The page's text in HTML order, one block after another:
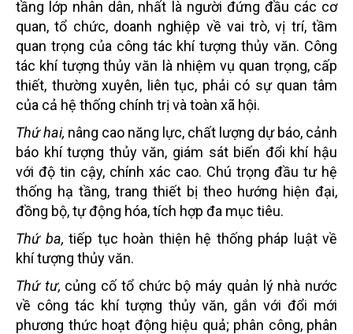
tầng lớp nhân dân, nhất là người đứng đầu các cơ
quan, tổ chức, doanh nghiệp về vai trò, vị trí, tầm
quan trọng của công tác khí tượng thủy văn. Công
tác khí tượng thủy văn là nhiệm vụ quan trọng, cấp
thiết, thường xuyên, liên tục, phải có sự quan tâm
của cả hệ thống chính trị và toàn xã hội.
Thứ hai, nâng cao năng lực, chất lượng dự báo, cảnh
báo khí tượng thủy văn, giám sát biến đổi khí hậu
với độ tin cậy, chính xác cao. Chú trọng đầu tư hệ
thống hạ tầng, trang thiết bị theo hướng hiện đại,
đồng bộ, tự động hóa, tích hợp đa mục tiêu.
Thứ ba, tiếp tục hoàn thiện hệ thống pháp luật về
khí tượng thủy văn.
Thứ tư, củng cố tổ chức bộ máy quản lý nhà nước
về công tác khí tượng thủy văn, gắn với đổi mới
phương thức hoạt động hiệu quả; phân công, phân